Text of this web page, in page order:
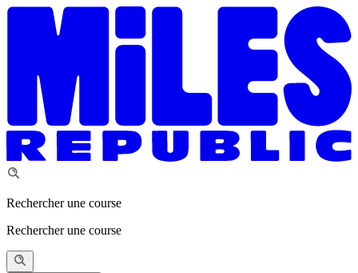
Rechercher une course
Rechercher une course